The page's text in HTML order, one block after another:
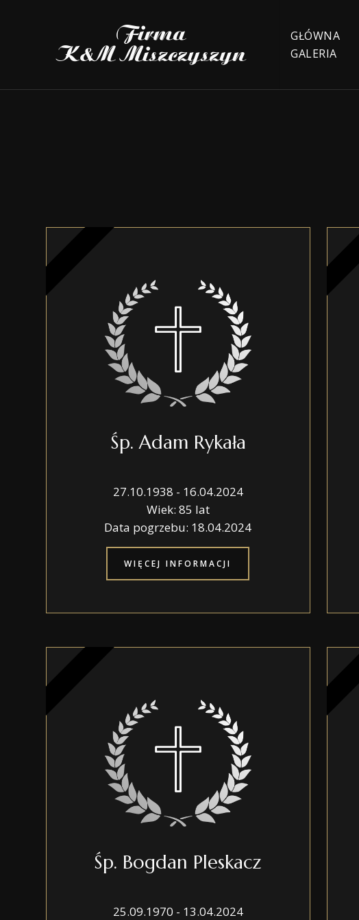
GŁÓWNA
GALERIA
Śp. Adam Rykała
27.10.1938 - 16.04.2024
Wiek: 85 lat
Data pogrzebu: 18.04.2024
WIĘCEJ INFORMACJI
Śp. Bogdan Pleskacz
25.09.1970 - 13.04.2024